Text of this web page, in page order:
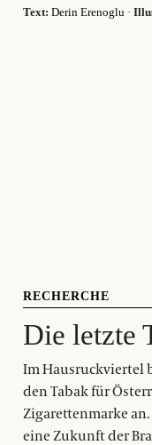
Text: Derin Erenoglu ·
RECHERCHE
Die letzte
Im Hausruckviertel
den Tabak für
Zigarettenmarke
eine Zukunft der